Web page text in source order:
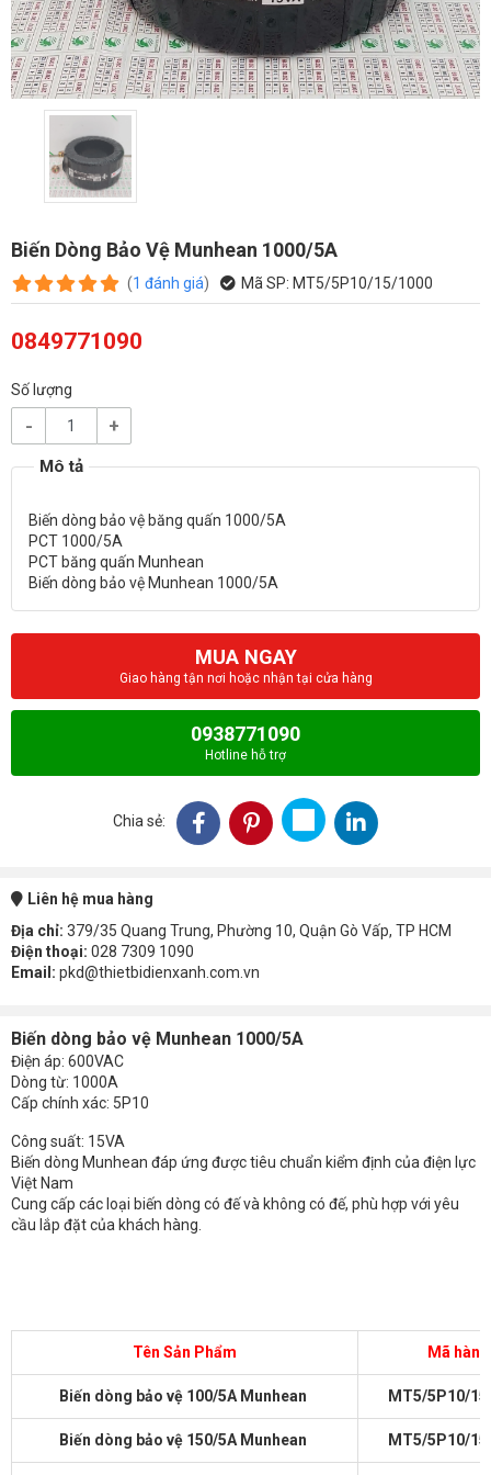
Biến Dòng Bảo Vệ Munhean 1000/5A
(1 đánh giá) Mã SP: MT5/5P10/15/1000
0849771090
Số lượng
- +
Biến dòng bảo vệ băng quấn 1000/5A
PCT 1000/5A
PCT băng quấn Munhean
MUA NGAY
Giao hàng tận nơi hoặc nhận tại cửa hàng
0938771090
Hotline hỗ trợ
Chia sẻ:
Liên hệ mua hàng
Địa chỉ: 379/35 Quang Trung, Phường 10, Quận Gò Vấp, TP HCM
Điện thoại: 028 7309 1090
Email: pkd@thietbidienxanh.com.vn
Biến dòng bảo vệ Munhean 1000/5A
Điện áp: 600VAC
Dòng từ: 1000A
Cấp chính xác: 5P10
Công suất: 15VA
Biến dòng Munhean đáp ứng được tiêu chuẩn kiểm định của điện lực
Việt Nam
Cung cấp các loại biến dòng có đế và không có đế, phù hợp với yêu
cầu lắp đặt của khách hàng.
Tên Sản Phẩm Mã hàng
Biến dòng bảo vệ 100/5A Munhean MT5/5P10/
Biến dòng bảo vệ 150/5A Munhean MT5/5P10/